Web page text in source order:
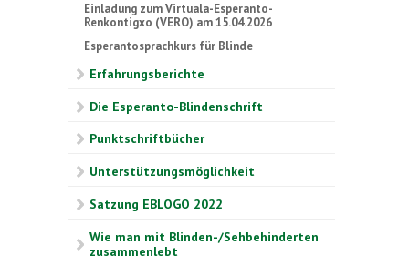
Einladung zum Virtuala-Esperanto-
Renkontigxo (VERO) am 15.04.2026
Esperantosprachkurs für Blinde
Erfahrungsberichte
Die Esperanto-Blindenschrift
Punktschriftbücher
Unterstützungsmöglichkeit
Satzung EBLOGO 2022
Wie man mit Blinden-/Sehbehinderten
zusammenlebt